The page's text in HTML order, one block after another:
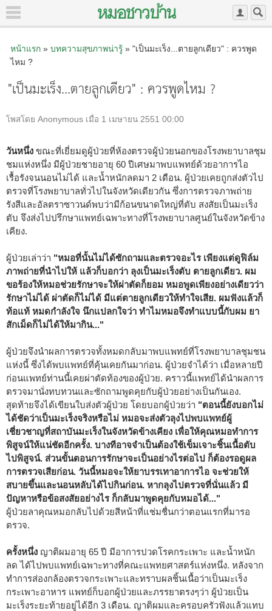
หน้าแรก» บทความสุขภาพน่ารู้» "เป็นมะเร็ง...ตายลูกเดียว" : ควรพูด
ไหม ?
"เป็นมะเร็ง...ตายลูกเดียว" : ควรพูดไหม ?
โพสโดย Anonymous เมื่อ 1 เมษายน 2551 00:00
วันหนึ่ง ขณะที่เยี่ยมดูผู้ป่วยที่ห้องตรวจผู้ป่วยนอกของโรงพยาบาลชุม
ชมแห่งหนึ่ง มีผู้ป่วยชายอายุ 60 ปีเศษมาพบแพทย์ด้วยอาการไอ
เรื้อรังจนนอนไม่ได้ และน้ำหนักลดมา 2 เดือน. ผู้ป่วยเคยถูกส่งตัวไป
ตรวจที่โรงพยาบาลทั่วไปในจังหวัดเดียวกัน ซึ่งการตรวจภาพถ่าย
รังสีและอัลตราซาวนด์พบว่ามีก้อนขนาดใหญ่ที่ตับ สงสัยเป็นมะเร็ง
ตับ จึงส่งไปปรึกษาแพทย์เฉพาะทางที่โรงพยาบาลศูนย์ในจังหวัดข้าง
เคียง.
ผู้ป่วยเล่าว่า "หมอที่นั้นไม่ได้ซักถามและตรวจอะไร เพียงแต่ดูฟิล์ม
ภาพถ่ายที่นำไปให้ แล้วก็บอกว่า ลุงเป็นมะเร็งตับ ตายลูกเดียว. ผม
ขอร้องให้หมอช่วยรักษาจะให้ผ่าตัดก็ยอม หมอพูดเพียงอย่างเดียวว่า
รักษาไม่ได้ ผ่าตัดก็ไม่ได้ มีแต่ตายลูกเดียวให้ทำใจเสีย. ผมฟังแล้วก็
ท้อแท้ หมดกำลังใจ นึกแปลกใจว่า ทำไมหมอจึงทำแบบนี้กับผม ยา
สักเม็ดก็ไม่ได้ให้มากิน..."
ผู้ป่วยจึงนำผลการตรวจทั้งหมดกลับมาพบแพทย์ที่โรงพยาบาลชุมชน
แห่งนี้ ซึ่งได้พบแพทย์ที่คุ้นเคยกันมาก่อน. ผู้ป่วยจำได้ว่า เมื่อหลายปี
ก่อนแพทย์ท่านนี้เคยผ่าตัดท้องของผู้ป่วย. คราวนี้แพทย์ได้นำผลการ
ตรวจมานั่งทบทวนและซักถามพูดคุยกับผู้ป่วยอย่างเป็นกันเอง.
สุดท้ายจึงได้เขียนใบส่งตัวผู้ป่วย โดยบอกผู้ป่วยว่า "ตอนนี้ยังบอกไม่
ได้ชัดว่าเป็นมะเร็งจริงหรือไม่ หมอจะส่งตัวลุงไปพบแพทย์ผู้
เชี่ยวชาญที่สถาบันมะเร็งในจังหวัดข้างเคียง เพื่อให้คุณหมอทำการ
พิสูจน์ให้แน่ชัดอีกครั้ง. บางทีอาจจำเป็นต้องใช้เข็มเจาะชิ้นเนื้อตับ
ไปพิสูจน์. ส่วนขั้นตอนการรักษาจะเป็นอย่างไรต่อไป ก็ต้องรอดูผล
การตรวจเสียก่อน. วันนี้หมอจะให้ยาบรรเทาอาการไอ จะช่วยให้
สบายขึ้นและนอนหลับได้ไปกินก่อน. หากลุงไปตรวจที่นั่นแล้ว มี
ปัญหาหรือข้อสงสัยอย่างไร ก็กลับมาพูดคุยกับหมอได้..."
ผู้ป่วยลาคุณหมอกลับไปด้วยสีหน้าที่แช่มชื่นกว่าตอนแรกที่มารอ
ตรวจ.
ครั้งหนึ่ง ญาติผมอายุ 65 ปี มีอาการปวดโรคกระเพาะ และน้ำหนัก
ลด ได้ไปพบแพทย์เฉพาะทางที่คณะแพทยศาสตร์แห่งหนึ่ง. หลังจาก
ทำการส่องกล้องตรวจกระเพาะและทราบผลชิ้นเนื้อว่าเป็นมะเร็ง
กระเพาะอาหาร แพทย์ก็บอกผู้ป่วยและภรรยาตรงๆว่า ผู้ป่วยเป็น
มะเร็งระยะท้ายอยู่ได้อีก 3 เดือน. ญาติผมและครอบครัวฟังแล้วแทบ